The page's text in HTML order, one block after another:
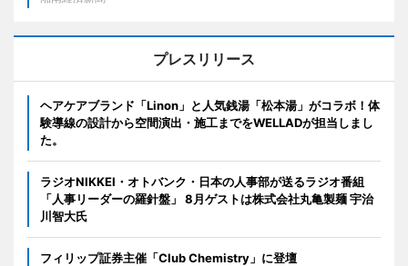
プレスリリース
ヘアケアブランド「Linon」と人気銭湯「松本湯」がコラボ！体
験導線の設計から空間演出・施工までをWELLADが担当しまし
た。
ラジオNIKKEI・オトバンク・日本の人事部が送るラジオ番組
「人事リーダーの羅針盤」 8月ゲストは株式会社丸亀製麺 宇治
川智大氏
フィリップ証券主催「Club Chemistry」に登壇